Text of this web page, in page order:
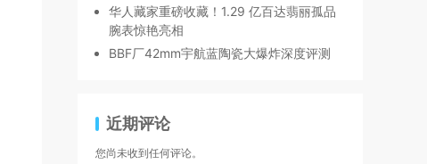
华人藏家重磅收藏！1.29 亿百达翡丽孤品
腕表惊艳亮相
BBF厂42mm宇航蓝陶瓷大爆炸深度评测
近期评论
您尚未收到任何评论。